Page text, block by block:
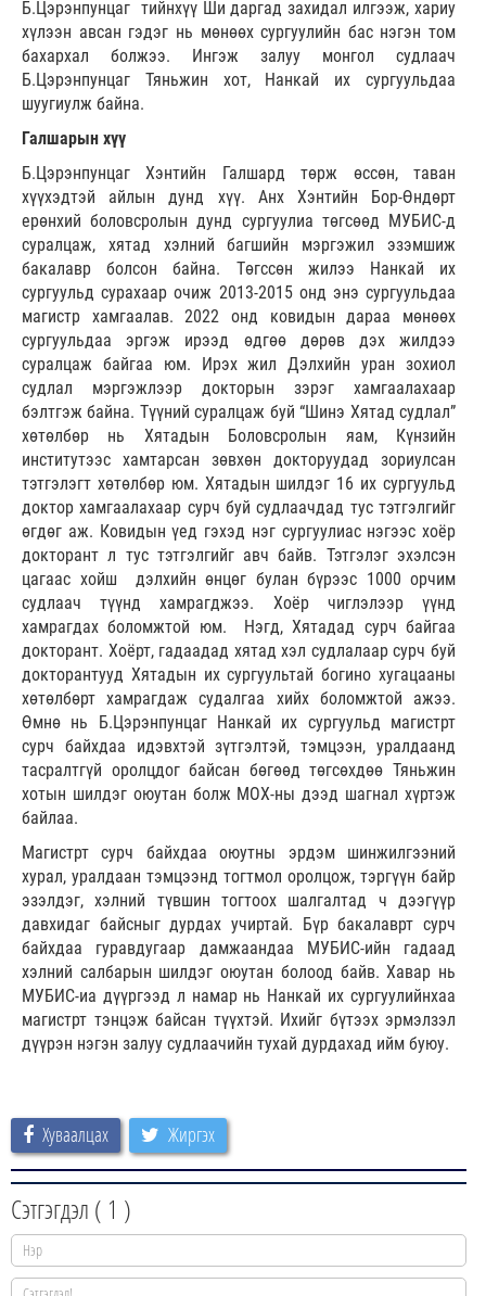
Б.Цэрэнпунцаг тийнхүү Ши даргад захидал илгээж, хариу
хүлээн авсан гэдэг нь мөнөөх сургуулийн бас нэгэн том
бахархал болжээ. Ингэж залуу монгол судлаач
Б.Цэрэнпунцаг Тяньжин хот, Нанкай их сургуульдаа
шуугиулж байна.
Галшарын хүү
Б.Цэрэнпунцаг Хэнтийн Галшард төрж өссөн, таван
хүүхэдтэй айлын дунд хүү. Анх Хэнтийн Бор-Өндөрт
ерөнхий боловсролын дунд сургуулиа төгсөөд МУБИС-д
суралцаж, хятад хэлний багшийн мэргэжил эзэмшиж
бакалавр болсон байна. Төгссөн жилээ Нанкай их
сургуульд сурахаар очиж 2013-2015 онд энэ сургуульдаа
магистр хамгаалав. 2022 онд ковидын дараа мөнөөх
сургуульдаа эргэж ирээд өдгөө дөрөв дэх жилдээ
суралцаж байгаа юм. Ирэх жил Дэлхийн уран зохиол
судлал мэргэжлээр докторын зэрэг хамгаалахаар
бэлтгэж байна. Түүний суралцаж буй “Шинэ Хятад судлал”
хөтөлбөр нь Хятадын Боловсролын яам, Күнзийн
институтээс хамтарсан зөвхөн докторуудад зориулсан
тэтгэлэгт хөтөлбөр юм. Хятадын шилдэг 16 их сургуульд
доктор хамгаалахаар сурч буй судлаачдад тус тэтгэлгийг
өгдөг аж. Ковидын үед гэхэд нэг сургуулиас нэгээс хоёр
докторант л тус тэтгэлгийг авч байв. Тэтгэлэг эхэлсэн
цагаас хойш дэлхийн өнцөг булан бүрээс 1000 орчим
судлаач түүнд хамрагджээ. Хоёр чиглэлээр үүнд
хамрагдах боломжтой юм. Нэгд, Хятадад сурч байгаа
докторант. Хоёрт, гадаадад хятад хэл судлалаар сурч буй
докторантууд Хятадын их сургуультай богино хугацааны
хөтөлбөрт хамрагдаж судалгаа хийх боломжтой ажээ.
Өмнө нь Б.Цэрэнпунцаг Нанкай их сургуульд магистрт
сурч байхдаа идэвхтэй зүтгэлтэй, тэмцээн, уралдаанд
тасралтгүй оролцдог байсан бөгөөд төгсөхдөө Тяньжин
хотын шилдэг оюутан болж МОХ-ны дээд шагнал хүртэж
байлаа.
Магистрт сурч байхдаа оюутны эрдэм шинжилгээний
хурал, уралдаан тэмцээнд тогтмол оролцож, тэргүүн байр
эзэлдэг, хэлний түвшин тогтоох шалгалтад ч дээгүүр
давхидаг байсныг дурдах учиртай. Бүр бакалаврт сурч
байхдаа гуравдугаар дамжаандаа МУБИС-ийн гадаад
хэлний салбарын шилдэг оюутан болоод байв. Хавар нь
МУБИС-иа дүүргээд л намар нь Нанкай их сургуулийнхаа
магистрт тэнцэж байсан түүхтэй. Ихийг бүтээх эрмэлзэл
дүүрэн нэгэн залуу судлаачийн тухай дурдахад ийм буюу.
Хуваалцах Жиргэх
Сэтгэгдэл ( 1 )